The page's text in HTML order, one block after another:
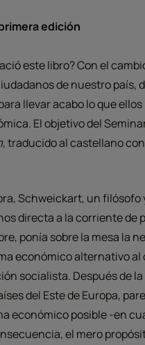
edición
este libro? Con el
de nuestro país,
llevar acabo lo que
El objetivo del
, traducido al castellano
Schweickart, un
directa a la corriente
ponía sobre la mesa la
económico alternativo
socialista. Después de
del Este de Europa,
económico posible -en
el mero